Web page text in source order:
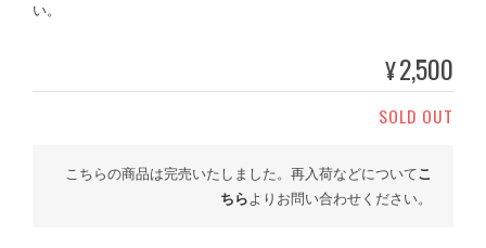
い。
¥2,500
SOLD OUT
こちらの商品は完売いたしました。再入荷などについてこ
ちら よりお問い合わせください。